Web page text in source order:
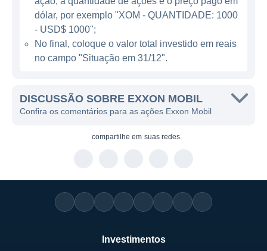
refletindo a crescente demanda por práticas
sustentáveis.
ATUAÇÃO GLOBAL DA EXXON MOBIL
com uma presença significativa em
mercados na América do Norte, América do
Sul, Europa, África, Ásia e Austrália. Com
atividades de upstream (exploração e
produção), downstream (refino e
dólar, por exemplo "XOM - QUANTIDADE: 1000
- USD$ 1000";
No final, coloque o valor total investido em reais
no campo "Situação em 31/12".
DISCUSSÃO SOBRE EXXON MOBIL
Confira os comentários para as ações Exxon Mobil
compartilhe em suas redes
Investimentos